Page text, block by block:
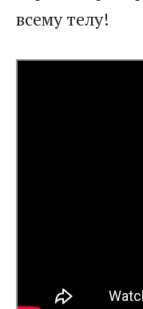
всему телу!